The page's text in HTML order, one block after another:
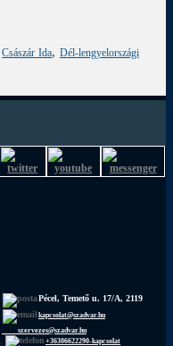
Császár Ida, Dél-lengyelországi
Pécel, Temető u. 17/A, 2119
kapcsolat@szadvar.hu
szervezes@szadvar.hu
+36306622290-kapcsolat